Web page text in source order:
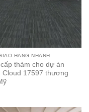
HÀNG NHANH
thảm cho dự án
Cloud 17597 thương